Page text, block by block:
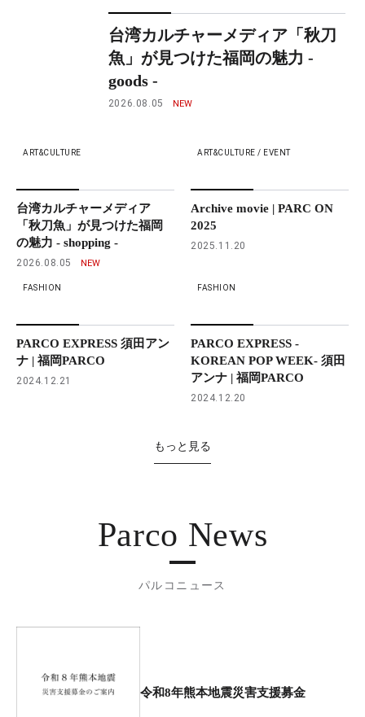
台湾カルチャーメディア「秋刀
魚」が見つけた福岡の魅力 -
goods -
2026.08.05
ART&CULTURE
台湾カルチャーメディア
「秋刀魚」が見つけた福岡
の魅力 - shopping -
2026.08.05
ART&CULTURE / EVENT
Archive movie | PARC ON
2025
2025.11.20
FASHION
PARCO EXPRESS 須田アン
ナ | 福岡PARCO
2024.12.21
FASHION
PARCO EXPRESS -
KOREAN POP WEEK- 須田
アンナ | 福岡PARCO
2024.12.20
もっと見る
Parco News
パルコニュース
令和8年熊本地震災害支援募金